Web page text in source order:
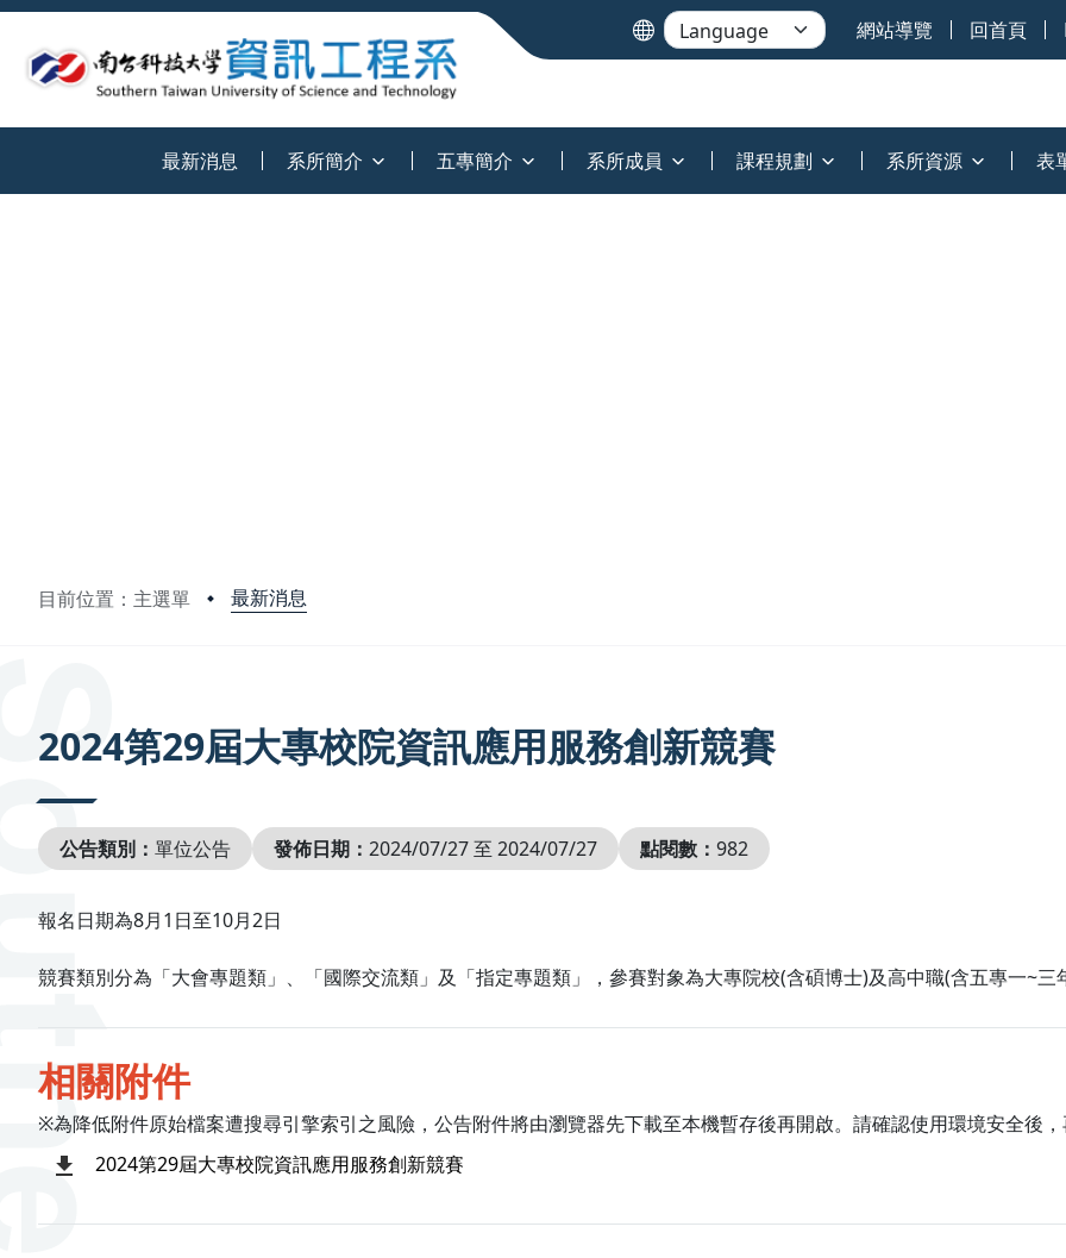
網站導覽 回首頁
最新消息 系所簡介 五專簡介 系所成員 課程規劃 系所資源 表
目前位置：主選單 最新消息
2024第29屆大專校院資訊應用服務創新競賽
公告類別： 單位公告 發佈日期： 2024/07/27 至 2024/07/27 點閱數： 982
報名日期為8月1日至10月2日
競賽類別分為「大會專題類」、「國際交流類」及「指定專題類」，參賽對象為大專院校(含碩博士)及高中職(含五專一~三
相關附件
※為降低附件原始檔案遭搜尋引擎索引之風險，公告附件將由瀏覽器先下載至本機暫存後再開啟。請確認使用環境安全後，
2024第29屆大專校院資訊應用服務創新競賽